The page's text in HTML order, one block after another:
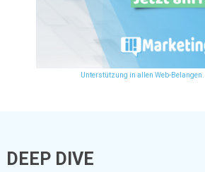
Unterstützung in allen Web-Belangen.
DEEP DIVE